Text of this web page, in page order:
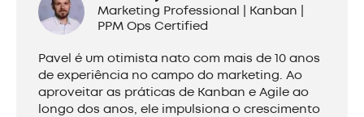
Marketing Professional | Kanban |
PPM Ops Certified
Pavel é um otimista nato com mais de 10 anos
de experiência no campo do marketing. Ao
aproveitar as práticas de Kanban e Agile ao
longo dos anos, ele impulsiona o crescimento